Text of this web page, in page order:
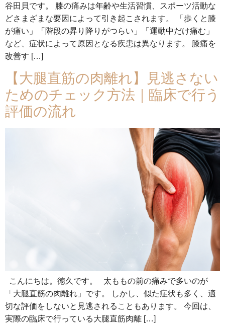
谷田貝です。 膝の痛みは年齢や生活習慣、スポーツ活動な
どさまざまな要因によって引き起こされます。 「歩くと膝
が痛い」「階段の昇り降りがつらい」「運動中だけ痛む」
など、症状によって原因となる疾患は異なります。 膝痛を
改善す […]
【大腿直筋の肉離れ】見逃さない
ためのチェック方法｜臨床で行う
評価の流れ
こんにちは。徳久です。 太ももの前の痛みで多いのが
「大腿直筋の肉離れ」です。 しかし、似た症状も多く、適
切な評価をしないと見逃されることもあります。 今回は、
実際の臨床で行っている大腿直筋肉離 […]